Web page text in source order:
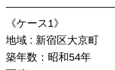
《ケース1》
地域 : 新宿区大京町
築年数：昭和54年